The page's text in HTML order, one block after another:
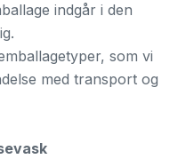
indgår i den
som vi
med transport og